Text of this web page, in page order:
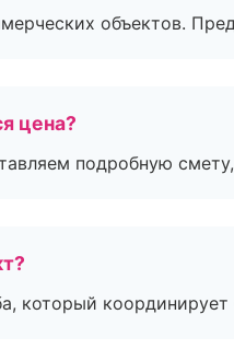
объектов.
цена?
подробную
который координирует